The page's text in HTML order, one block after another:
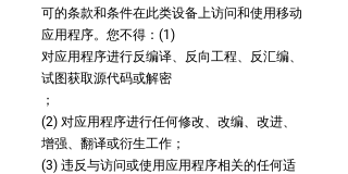
可的条款和条件在此类设备上访问和使用移动
应用程序。您不得：(1)
对应用程序进行反编译、反向工程、反汇编、
试图获取源代码或解密
；
(2) 对应用程序进行任何修改、改编、改进、
增强、翻译或衍生工作；
(3) 违反与访问或使用应用程序相关的任何适